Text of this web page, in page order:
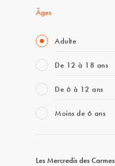
Âges
Adulte
De 12 à 18 ans
De 6 à 12 ans
Moins de 6 ans
Les Mercredis des Carmes